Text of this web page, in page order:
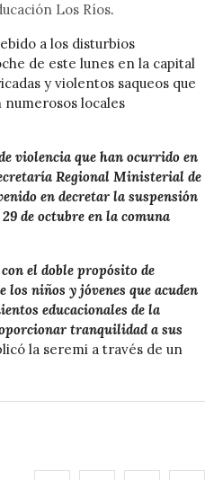
Los Ríos.
a los disturbios
de este lunes en la capital
y violentos saqueos que
locales
violencia que han ocurrido en
Regional Ministerial de
en decretar la suspensión
de octubre en la comuna
el doble propósito de
niños y jóvenes que acuden
educacionales de la
tranquilidad a sus
la seremi a través de un